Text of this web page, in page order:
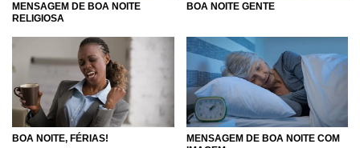
MENSAGEM DE BOA NOITE
RELIGIOSA
BOA NOITE GENTE
BOA NOITE, FÉRIAS!
MENSAGEM DE BOA NOITE COM